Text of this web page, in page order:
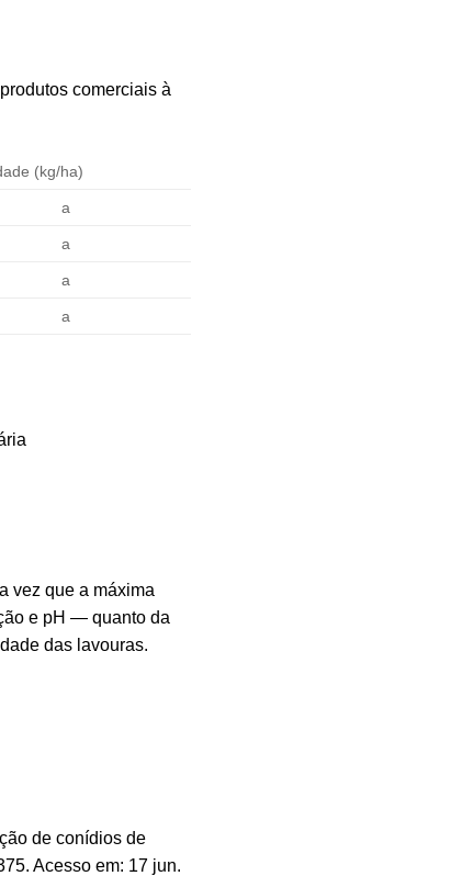
comerciais à
(kg/ha)
a
a
a
a
vez que a máxima
e pH — quanto da
das lavouras.
de conídios de
. Acesso em: 17 jun.